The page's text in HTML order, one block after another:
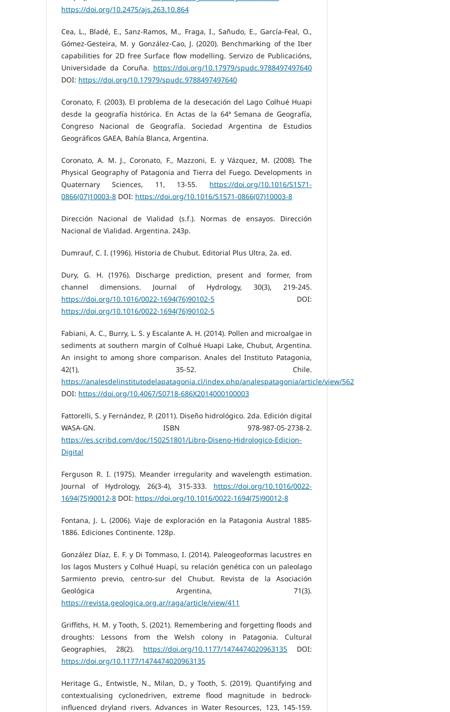
https://doi.org/10.2475/ajs.263.10.864
Cea, L., Bladé, E., Sanz-Ramos, M., Fraga, I., Sañudo, E., García-Feal, O.,
Gómez-Gesteira, M. y González-Cao, J. (2020). Benchmarking of the Iber
capabilities for 2D free Surface flow modelling. Servizo de Publicacións,
Universidade da Coruña. https://doi.org/10.17979/spudc.9788497497640
DOI: https://doi.org/10.17979/spudc.9788497497640
Coronato, F. (2003). El problema de la desecación del Lago Colhué Huapi
desde la geografía histórica. En Actas de la 64ª Semana de Geografía,
Congreso Nacional de Geografía. Sociedad Argentina de Estudios
Geográficos GAEA, Bahía Blanca, Argentina.
Coronato, A. M. J., Coronato, F., Mazzoni, E. y Vázquez, M. (2008). The
Physical Geography of Patagonia and Tierra del Fuego. Developments in
Quaternary Sciences, 11, 13-55. https://doi.org/10.1016/S1571-
0866(07)10003-8 DOI: https://doi.org/10.1016/S1571-0866(07)10003-8
Dirección Nacional de Vialidad (s.f.). Normas de ensayos. Dirección
Nacional de Vialidad. Argentina. 243p.
Dumrauf, C. I. (1996). Historia de Chubut. Editorial Plus Ultra, 2a. ed.
Dury, G. H. (1976). Discharge prediction, present and former, from
channel dimensions. Journal of Hydrology, 30(3), 219-245.
https://doi.org/10.1016/0022-1694(76)90102-5 DOI:
https://doi.org/10.1016/0022-1694(76)90102-5
Fabiani, A. C., Burry, L. S. y Escalante A. H. (2014). Pollen and microalgae in
sediments at southern margin of Colhué Huapi Lake, Chubut, Argentina.
An insight to among shore comparison. Anales del Instituto Patagonia,
42(1), 35-52. Chile.
https://analesdelinstitutodelapatagonia.cl/index.php/analespatagonia/article/view/562
DOI: https://doi.org/10.4067/S0718-686X2014000100003
Fattorelli, S. y Fernández, P. (2011). Diseño hidrológico. 2da. Edición digital
WASA-GN. ISBN 978-987-05-2738-2.
https://es.scribd.com/doc/150251801/Libro-Diseno-Hidrologico-Edicion-
Digital
Ferguson R. I. (1975). Meander irregularity and wavelength estimation.
Journal of Hydrology, 26(3-4), 315-333. https://doi.org/10.1016/0022-
1694(75)90012-8 DOI: https://doi.org/10.1016/0022-1694(75)90012-8
Fontana, J. L. (2006). Viaje de exploración en la Patagonia Austral 1885-
1886. Ediciones Continente. 128p.
González Díaz, E. F. y Di Tommaso, I. (2014). Paleogeoformas lacustres en
los lagos Musters y Colhué Huapí, su relación genética con un paleolago
Sarmiento previo, centro-sur del Chubut. Revista de la Asociación
Geológica Argentina, 71(3).
https://revista.geologica.org.ar/raga/article/view/411
Griffiths, H. M. y Tooth, S. (2021). Remembering and forgetting floods and
droughts: Lessons from the Welsh colony in Patagonia. Cultural
Geographies, 28(2). https://doi.org/10.1177/1474474020963135 DOI:
https://doi.org/10.1177/1474474020963135
Heritage G., Entwistle, N., Milan, D., y Tooth, S. (2019). Quantifying and
contextualising cyclonedriven, extreme flood magnitude in bedrock-
influenced dryland rivers. Advances in Water Resources, 123, 145-159.